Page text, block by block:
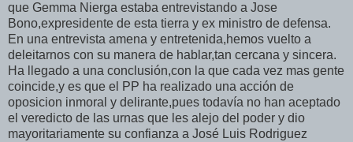
que Gemma Nierga estaba entrevistando a Jose
Bono,expresidente de esta tierra y ex ministro de defensa.
En una entrevista amena y entretenida,hemos vuelto a
deleitarnos con su manera de hablar,tan cercana y sincera.
Ha llegado a una conclusión,con la que cada vez mas gente
coincide,y es que el PP ha realizado una acción de
oposicion inmoral y delirante,pues todavía no han aceptado
el veredicto de las urnas que les alejo del poder y dio
mayoritariamente su confianza a José Luis Rodriguez